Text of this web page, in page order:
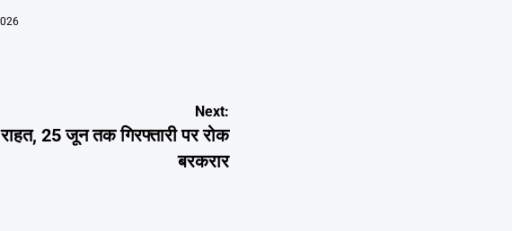
Next:
25 जून तक गिरफ्तारी पर रोक
बरकरार